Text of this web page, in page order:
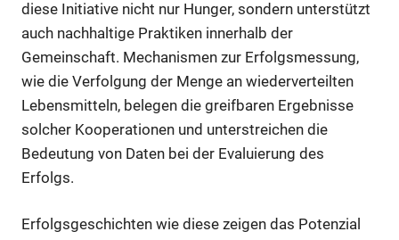
diese Initiative nicht nur Hunger, sondern unterstützt
auch nachhaltige Praktiken innerhalb der
Gemeinschaft. Mechanismen zur Erfolgsmessung,
wie die Verfolgung der Menge an wiederverteilten
Lebensmitteln, belegen die greifbaren Ergebnisse
solcher Kooperationen und unterstreichen die
Bedeutung von Daten bei der Evaluierung des
Erfolgs.
Erfolgsgeschichten wie diese zeigen das Potenzial